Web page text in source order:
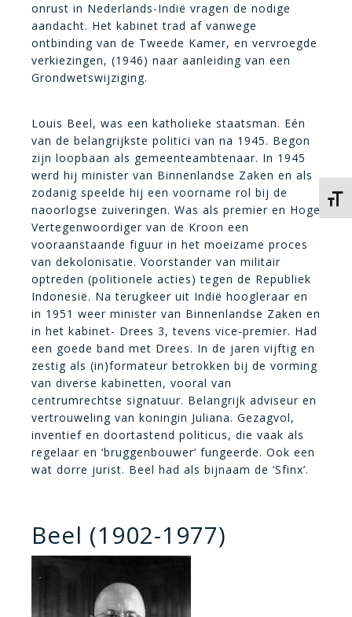
onrust in Nederlands-Indië vragen de nodige
aandacht. Het kabinet trad af vanwege
ontbinding van de Tweede Kamer, en vervroegde
verkiezingen, (1946) naar aanleiding van een
Grondwetswijziging.
Louis Beel, was een katholieke staatsman. Eén
van de belangrijkste politici van na 1945. Begon
zijn loopbaan als gemeenteambtenaar. In 1945
werd hij minister van Binnenlandse Zaken en als
zodanig speelde hij een voorname rol bij de
naoorlogse zuiveringen. Was als premier en Hoge
Vertegenwoordiger van de Kroon een
vooraanstaande figuur in het moeizame proces
van dekolonisatie. Voorstander van militair
optreden (politionele acties) tegen de Republiek
Indonesië. Na terugkeer uit Indië hoogleraar en
in 1951 weer minister van Binnenlandse Zaken en
in het kabinet- Drees 3, tevens vice-premier. Had
een goede band met Drees. In de jaren vijftig en
zestig als (in)formateur betrokken bij de vorming
van diverse kabinetten, vooral van
centrumrechtse signatuur. Belangrijk adviseur en
vertrouweling van koningin Juliana. Gezagvol,
inventief en doortastend politicus, die vaak als
regelaar en ‘bruggenbouwer’ fungeerde. Ook een
wat dorre jurist. Beel had als bijnaam de ‘Sfinx’.
Beel (1902-1977)